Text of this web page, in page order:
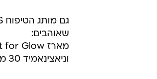
שאוהבים:
וניאצינאמיד 30 מ"ל. קרם עיניים מרענן למראה קורן והפחתת נפיחות 5 מ"ל. מחיר- 85 ₪